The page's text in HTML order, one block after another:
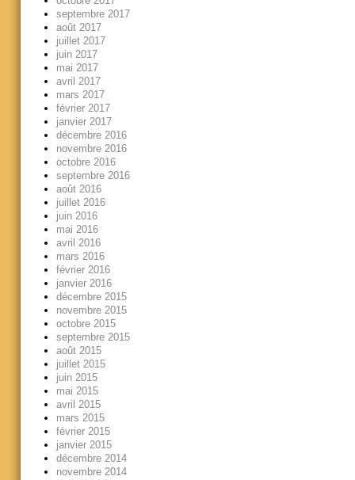
septembre 2017
août 2017
juillet 2017
juin 2017
mai 2017
avril 2017
mars 2017
février 2017
janvier 2017
décembre 2016
novembre 2016
octobre 2016
septembre 2016
août 2016
juillet 2016
juin 2016
mai 2016
avril 2016
mars 2016
février 2016
janvier 2016
décembre 2015
novembre 2015
octobre 2015
septembre 2015
août 2015
juillet 2015
juin 2015
mai 2015
avril 2015
mars 2015
février 2015
janvier 2015
décembre 2014
novembre 2014